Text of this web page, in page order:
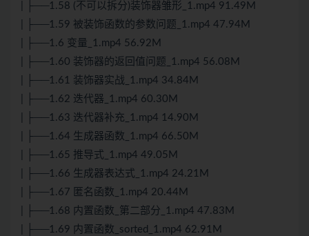
| ├──1.58 (不可以拆分)装饰器雏形_1.mp4 91.49M
| ├──1.59 被装饰函数的参数问题_1.mp4 47.94M
| ├──1.6 变量_1.mp4 56.92M
| ├──1.60 装饰器的返回值问题_1.mp4 56.08M
| ├──1.61 装饰器实战_1.mp4 34.84M
| ├──1.62 迭代器_1.mp4 60.30M
| ├──1.63 迭代器补充_1.mp4 14.90M
| ├──1.64 生成器函数_1.mp4 66.50M
| ├──1.65 推导式_1.mp4 49.05M
| ├──1.66 生成器表达式_1.mp4 24.21M
| ├──1.67 匿名函数_1.mp4 20.44M
| ├──1.68 内置函数_第二部分_1.mp4 47.83M
| ├──1.69 内置函数_sorted_1.mp4 62.91M